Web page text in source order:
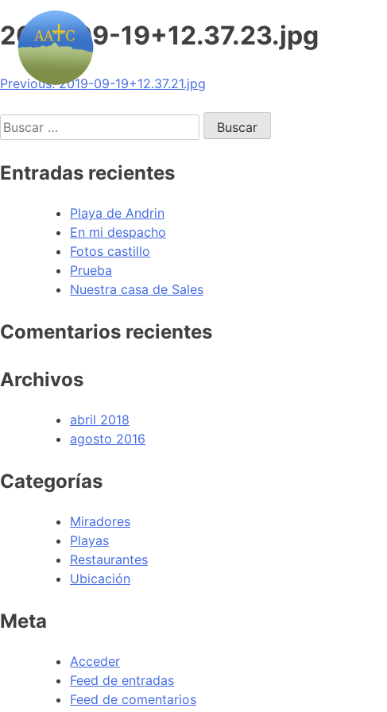
2019-09-19+12.37.23.jpg
Navegación
de
entradas
Previous: 2019-09-19+12.37.21.jpg
Buscar:
Entradas recientes
Playa de Andrin
En mi despacho
Fotos castillo
Prueba
Nuestra casa de Sales
Comentarios recientes
Archivos
abril 2018
agosto 2016
Categorías
Miradores
Playas
Restaurantes
Ubicación
Meta
Acceder
Feed de entradas
Feed de comentarios